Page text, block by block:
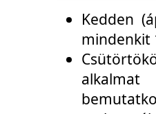
Kedden
mindenkit